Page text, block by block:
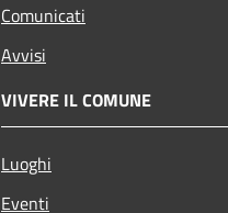
Comunicati
Avvisi
VIVERE IL COMUNE
Luoghi
Eventi